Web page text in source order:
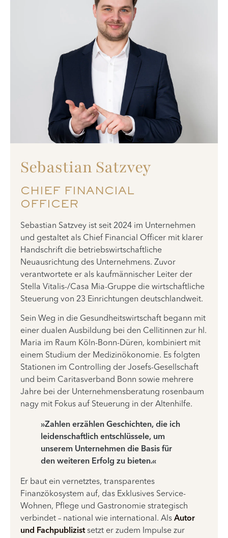
Sebastian Satzvey
CHIEF FINANCIAL
OFFICER
Sebastian Satzvey ist seit 2024 im Unternehmen
und gestaltet als Chief Financial Officer mit klarer
Handschrift die betriebswirtschaftliche
Neuausrichtung des Unternehmens. Zuvor
verantwortete er als kaufmännischer Leiter der
Stella Vitalis-/Casa Mia-Gruppe die wirtschaftliche
Steuerung von 23 Einrichtungen deutschlandweit.
Sein Weg in die Gesundheitswirtschaft begann mit
einer dualen Ausbildung bei den Cellitinnen zur hl.
Maria im Raum Köln-Bonn-Düren, kombiniert mit
einem Studium der Medizinökonomie. Es folgten
Stationen im Controlling der Josefs-Gesellschaft
und beim Caritasverband Bonn sowie mehrere
Jahre bei der Unternehmensberatung rosenbaum
nagy mit Fokus auf Steuerung in der Altenhilfe.
»Zahlen erzählen Geschichten, die ich
leidenschaftlich entschlüssele, um
unserem Unternehmen die Basis für
den weiteren Erfolg zu bieten.«
Er baut ein vernetztes, transparentes
Finanzökosystem auf, das Exklusives Service-
Wohnen, Pflege und Gastronomie strategisch
verbindet – national wie international. Als Autor
und Fachpublizistsetzt er zudem Impulse zur